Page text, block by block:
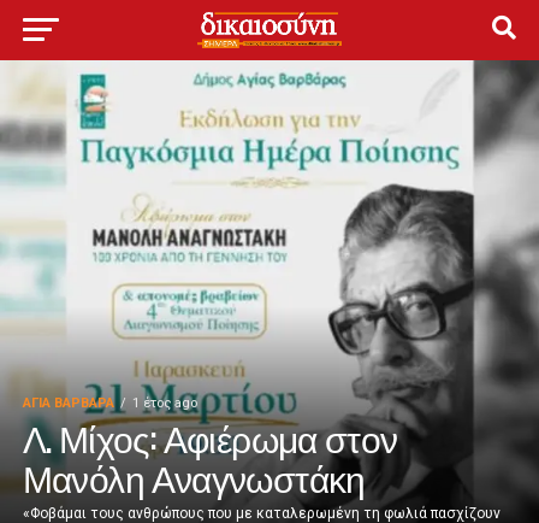
ΑΓΙΑ ΒΑΡΒΑΡΑ 1 έτος ago
Λ. Μίχος: Αφιέρωμα στον
Μανόλη Αναγνωστάκη
«Φοβάμαι τους ανθρώπους που με καταλερωμένη τη φωλιά πασχίζουν